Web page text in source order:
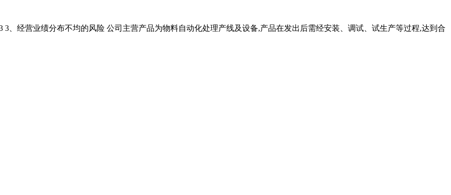
、经营业绩分布不均的风险 公司主营产品为物料自动化处理产线及设备,产品在发出后需经安装、调试、试生产等过程,达到合